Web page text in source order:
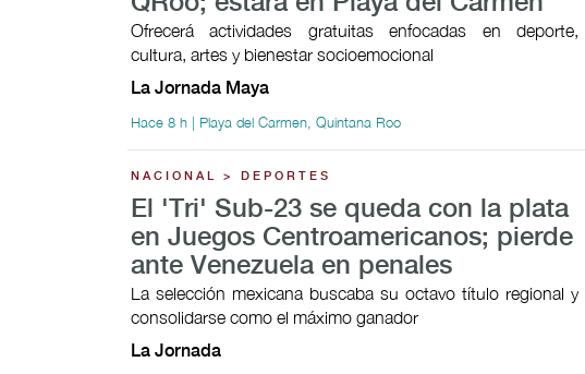
Ofrecerá actividades gratuitas enfocadas en deporte,
cultura, artes y bienestar socioemocional
La Jornada Maya
Hace 8 h | Playa del Carmen, Quintana Roo
NACIONAL > DEPORTES
El 'Tri' Sub-23 se queda con la plata
en Juegos Centroamericanos; pierde
ante Venezuela en penales
La selección mexicana buscaba su octavo título regional y
consolidarse como el máximo ganador
La Jornada